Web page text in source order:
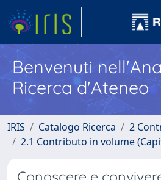
Benvenuti
Ricerca d'Ateneo
IRIS Catalogo Ricerca
2
2.1 Contributo in volume